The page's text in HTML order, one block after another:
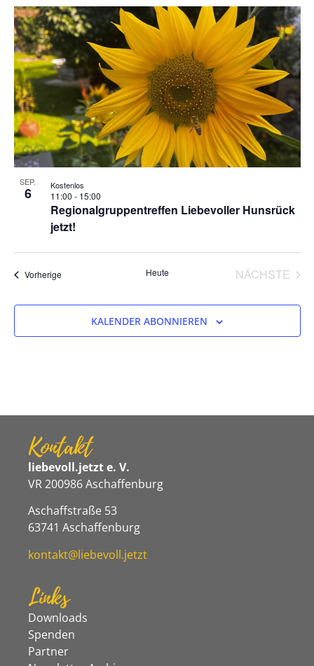
SEP.
6
Regionalgruppentreffen Liebevoller Hunsrück
jetzt!
11:00 - 15:00
Kostenlos
VorherigeVeranstaltungen Heute NÄCHSTE
KALENDER ABONNIEREN
Kontakt
liebevoll.jetzt e. V.
VR 200986 Aschaffenburg
Aschaffstraße 53
63741 Aschaffenburg
kontakt@liebevoll.jetzt
Links
Downloads
Spenden
Partner